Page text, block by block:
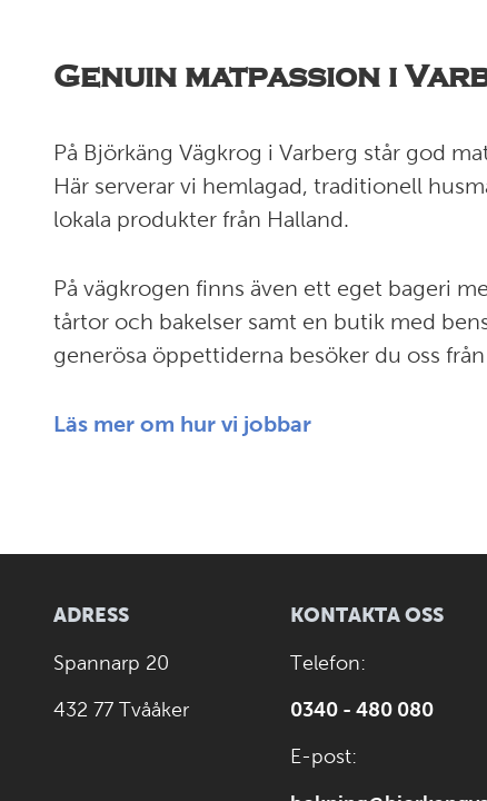
Genuin matpassion i
På Björkäng Vägkrog i Varberg står god
Här serverar vi hemlagad, traditionell
lokala produkter från Halland.
På vägkrogen finns även ett eget bageri
tårtor och bakelser samt en butik med
generösa öppettiderna besöker du oss
Läs mer om hur vi jobbar
ADRESS
Spannarp 20
432 77 Tvååker
KONTAKTA OSS
Telefon:
0340 - 480 080
E-post: